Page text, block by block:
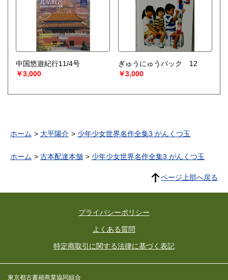
中国悠遊紀行11/4号
￥3,000
ぎゅうにゅうパック 12
￥3,000
ホーム 大平陽介 少年少女世界名作全集3 がんくつ玉
ホーム 古本配達本舗 少年少女世界名作全集3 がんくつ玉
ページ上部へ戻る
プライバシーポリシー
よくある質問
特定商取引に関する法律に基づく表記
東京都古書籍商業協同組合